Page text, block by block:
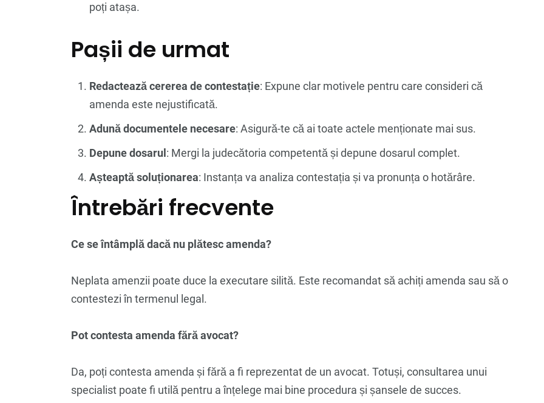
poți atașa.
Pașii de urmat
Redactează cererea de contestație: Expune clar motivele pentru care consideri că
amenda este nejustificată.
Adună documentele necesare: Asigură-te că ai toate actele menționate mai sus.
Depune dosarul : Mergi la judecătoria competentă și depune dosarul complet.
Așteaptă soluționarea: Instanța va analiza contestația și va pronunța o hotărâre.
Întrebări frecvente
Ce se întâmplă dacă nu plătesc amenda?
Neplata amenzii poate duce la executare silită. Este recomandat să achiți amenda sau să o
contestezi în termenul legal.
Pot contesta amenda fără avocat?
Da, poți contesta amenda și fără a fi reprezentat de un avocat. Totuși, consultarea unui
specialist poate fi utilă pentru a înțelege mai bine procedura și șansele de succes.